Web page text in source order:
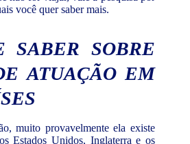
você quer saber mais.
SABER SOBRE
ATUAÇÃO EM
muito provavelmente ela existe
Estados Unidos, Inglaterra e os